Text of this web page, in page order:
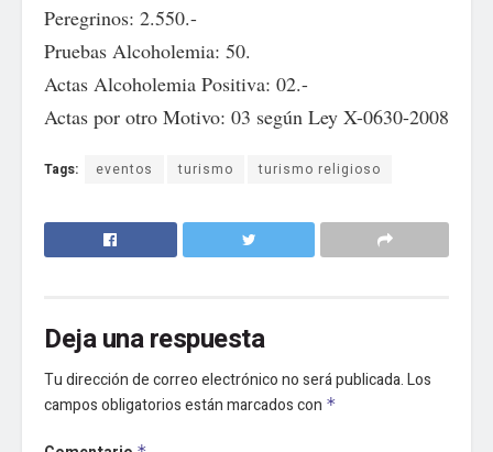
Peregrinos: 2.550.-
Pruebas Alcoholemia: 50.
Actas Alcoholemia Positiva: 02.-
Actas por otro Motivo: 03 según Ley X-0630-2008
Tags: eventos turismo turismo religioso
Deja una respuesta
Tu dirección de correo electrónico no será publicada.Los
campos obligatorios están marcados con *